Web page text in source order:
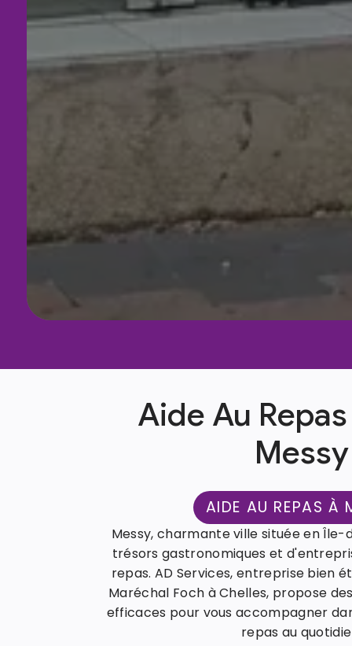
Aide Au
Messy
AIDE AU REPAS À
Messy, charmante ville située en
trésors gastronomiques et
repas. AD Services, entreprise bien
Maréchal Foch à Chelles, propose
efficaces pour vous accompagner
repas au